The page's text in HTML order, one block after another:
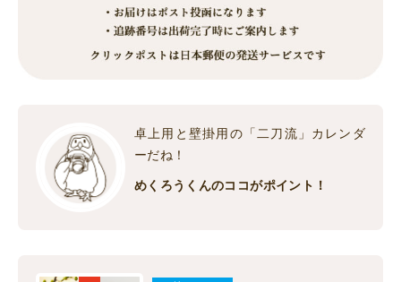
卓上用と壁掛用の「二刀流」カレンダ
ーだね！
めくろうくんのココがポイント！